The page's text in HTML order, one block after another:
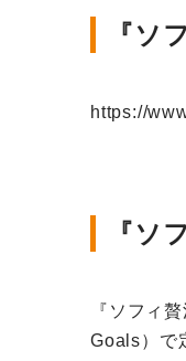
『ソ
https://
『ソ
『ソフィ
Goals）で